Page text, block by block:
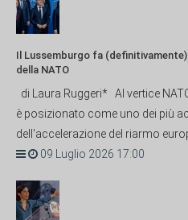
Il Lussemburgo fa
della NATO
di Laura Ruggeri* Al vertice
è posizionato come uno dei più
dell'accelerazione del riarmo
09 Luglio 2026 17:00